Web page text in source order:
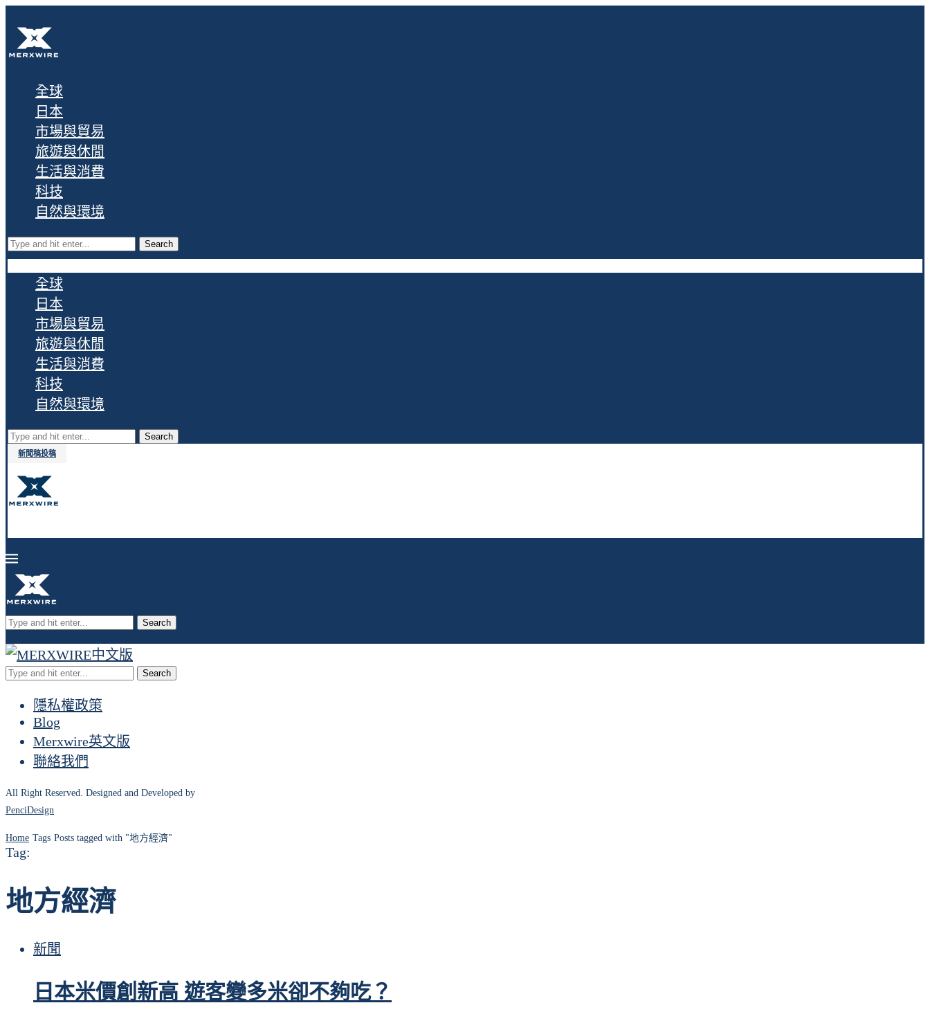
全球
日本
市場與貿易
旅遊與休閒
生活與消費
科技
自然與環境
Search
全球
日本
市場與貿易
旅遊與休閒
生活與消費
科技
自然與環境
Search
新聞稿投稿
Search
Search
隱私權政策
Blog
Merxwire英文版
聯絡我們
All Right Reserved. Designed and Developed by
PenciDesign
Home Tags Posts tagged with "地方經濟"
Tag:
地方經濟
新聞
日本米價創新高 遊客變多米卻不夠吃？